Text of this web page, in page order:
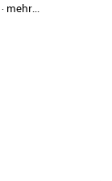
· mehr...